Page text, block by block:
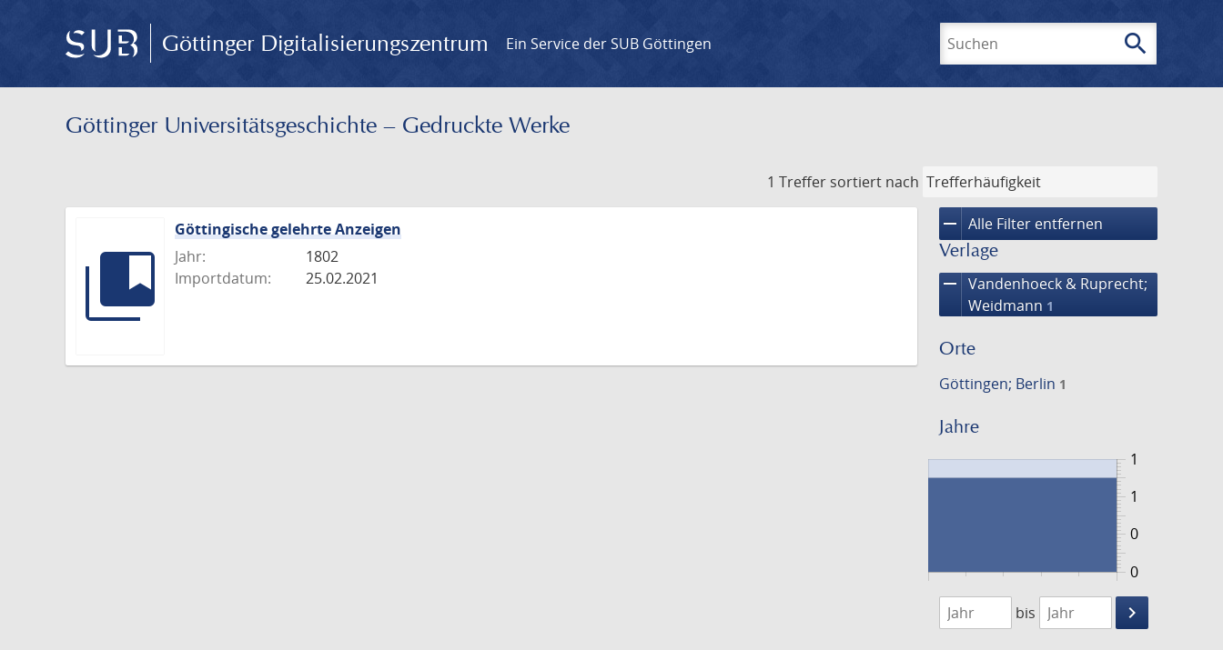
Göttinger Digitalisierungszentrum Ein Service der SUB Göttingen search
Göttinger Universitäts­geschichte – Gedruckte Werke
1 Treffer sortiert nach
remove Alle Filter entfernen
Verlage
remove Vandenhoeck & Ruprecht;
Weidmann 1
Orte
Göttingen; Berlin 1
Jahre
0
1
0
1
1802
1803
bis
keyboard_arrow_right
Suche
Göttingische gelehrte Anzeigen
Jahr:
1802
Importdatum:
25.02.2021